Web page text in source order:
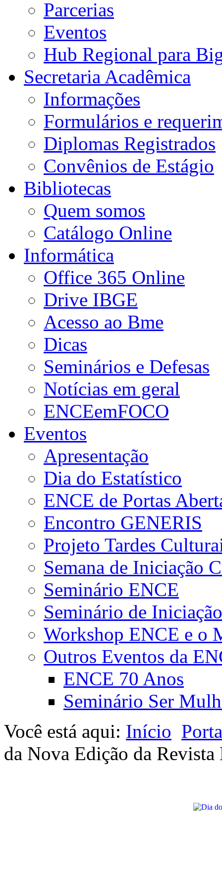
Parcerias
Eventos
Hub Regional para
Secretaria Acadêmica
Informações
Formulários e
Diplomas Registrados
Convênios de Estágio
Bibliotecas
Quem somos
Catálogo Online
Informática
Office 365 Online
Drive IBGE
Acesso ao Bme
Dicas
Seminários e Defesas
Notícias em geral
ENCEemFOCO
Eventos
Apresentação
Dia do Estatístico
ENCE de Portas
Encontro GENERIS
Projeto Tardes
Semana de Iniciação
Seminário ENCE
Seminário de
Workshop ENCE e o
Outros Eventos da
ENCE 70 Anos
Seminário Ser
Você está aqui: Início
da Nova Edição da